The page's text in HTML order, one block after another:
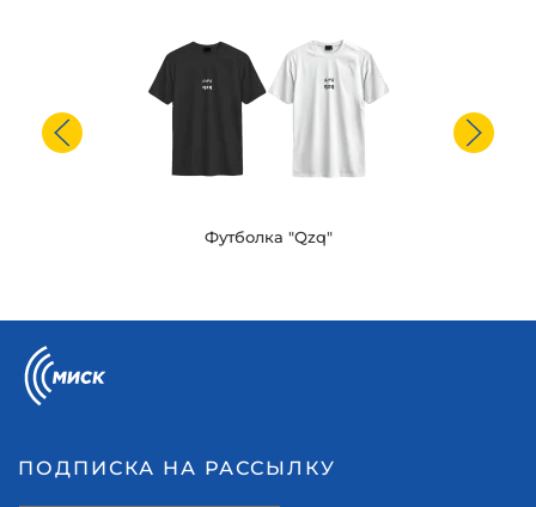
Футболка "Qzq"
ПОДПИСКА НА РАССЫЛКУ